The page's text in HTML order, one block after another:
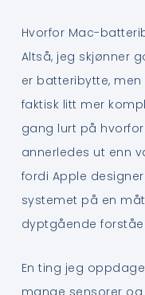
Hvorfor Mac-
Altså, jeg skjønner
er batteribytte,
faktisk litt mer
gang lurt på
annerledes ut enn
fordi Apple
systemet på en
dyptgående
En ting jeg
mange sensorer